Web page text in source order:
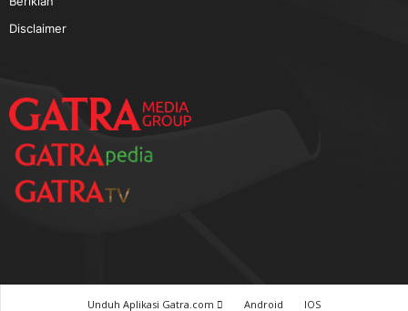
TERPOPULER
Baca GATRA Baru Bicara